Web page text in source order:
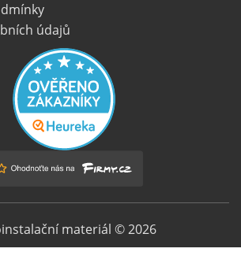
údajů
materiál © 2026